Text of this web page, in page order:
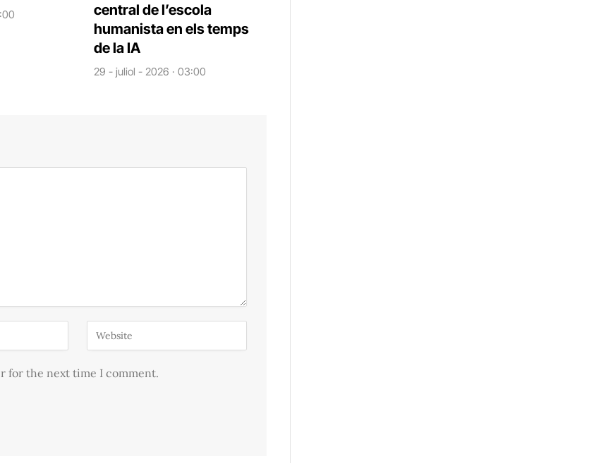
central de l’escola
humanista en els temps
de la IA
29 - juliol - 2026 · 03:00
for the next time I comment.